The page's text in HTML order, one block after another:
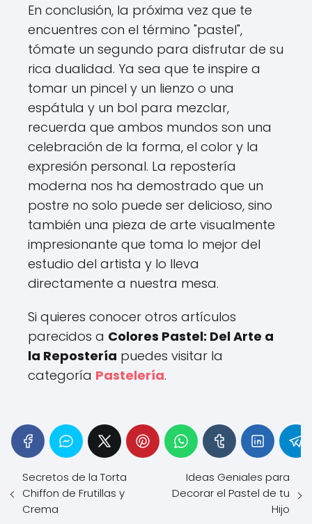
En conclusión, la próxima vez que te
encuentres con el término "pastel",
tómate un segundo para disfrutar de su
rica dualidad. Ya sea que te inspire a
tomar un pincel y un lienzo o una
espátula y un bol para mezclar,
recuerda que ambos mundos son una
celebración de la forma, el color y la
expresión personal. La repostería
moderna nos ha demostrado que un
postre no solo puede ser delicioso, sino
también una pieza de arte visualmente
impresionante que toma lo mejor del
estudio del artista y lo lleva
directamente a nuestra mesa.
Si quieres conocer otros artículos
parecidos a Colores Pastel: Del Arte a
la Repostería puedes visitar la
categoría Pastelería.
Secretos de la Torta
Chiffon de Frutillas y
Crema
Ideas Geniales para
Decorar el Pastel de tu
Hijo